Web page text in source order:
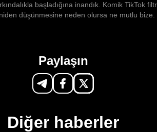
başladığına inandık. Komik TikTok
düşünmesine neden olursa ne mutlu bize.
Paylaşın
Diğer haberler